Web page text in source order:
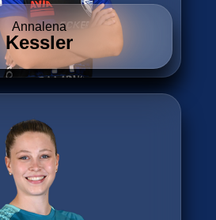
Annalena
Kessler